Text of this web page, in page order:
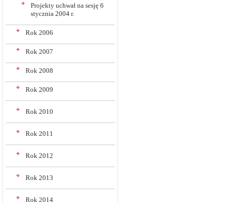
Projekty uchwał na sesję 6
stycznia 2004 r.
Rok 2006
Rok 2007
Rok 2008
Rok 2009
Rok 2010
Rok 2011
Rok 2012
Rok 2013
Rok 2014